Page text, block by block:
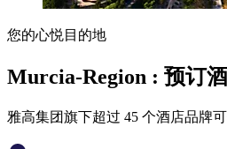
您的心悦目的地
Murcia-Region : 预订
雅高集团旗下超过 45 个酒店品牌